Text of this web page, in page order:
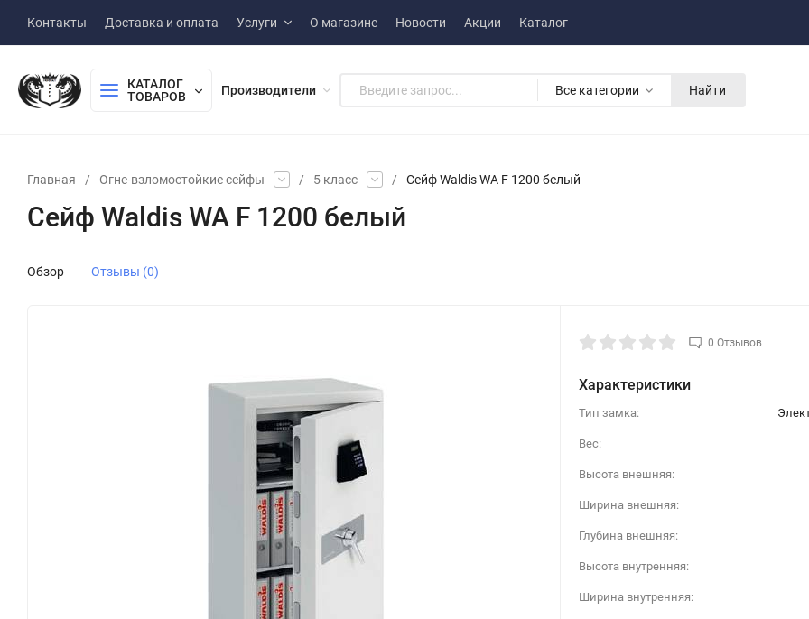
Контакты Доставка и оплата Услуги О магазине Новости Акции Каталог
КАТАЛОГ
ТОВАРОВ
Производители Все категории Найти
Главная / Огне-взломостойкие сейфы / 5 класс / Сейф Waldis WA F 1200 белый
Сейф Waldis WA F 1200 белый
Обзор Отзывы (0)
0 Отзывов
Характеристики
Тип замка:
Вес:
Высота внешняя:
Ширина внешняя:
Глубина внешняя:
Высота внутренняя:
Ширина внутренняя: